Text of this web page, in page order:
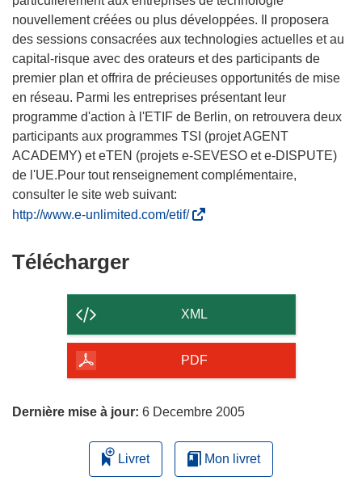
nouvellement créées ou plus développées. Il proposera
des sessions consacrées aux technologies actuelles et au
capital-risque avec des orateurs et des participants de
premier plan et offrira de précieuses opportunités de mise
en réseau. Parmi les entreprises présentant leur
programme d'action à l'ETIF de Berlin, on retrouvera deux
participants aux programmes TSI (projet AGENT
ACADEMY) et eTEN (projets e-SEVESO et e-DISPUTE)
de l'UE.Pour tout renseignement complémentaire,
consulter le site web suivant:
http://www.e-unlimited.com/etif/(
v
d
n
u
n
TéléchargerTélécharger
contenu
de
page
XML
PDF
Dernière mise à jour: 6 Decembre 2005
Livret Mon livret